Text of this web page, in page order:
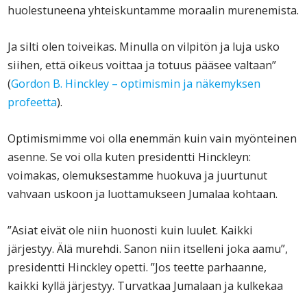
huolestuneena yhteiskuntamme moraalin murenemista.
Ja silti olen toiveikas. Minulla on vilpitön ja luja usko
siihen, että oikeus voittaa ja totuus pääsee valtaan”
(Gordon B. Hinckley – optimismin ja näkemyksen
profeetta).
Optimismimme voi olla enemmän kuin vain myönteinen
asenne. Se voi olla kuten presidentti Hinckleyn:
voimakas, olemuksestamme huokuva ja juurtunut
vahvaan uskoon ja luottamukseen Jumalaa kohtaan.
”Asiat eivät ole niin huonosti kuin luulet. Kaikki
järjestyy. Älä murehdi. Sanon niin itselleni joka aamu”,
presidentti Hinckley opetti. ”Jos teette parhaanne,
kaikki kyllä järjestyy. Turvatkaa Jumalaan ja kulkekaa